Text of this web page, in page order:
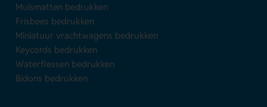
Muismatten bedrukken
Frisbees bedrukken
Miniatuur vrachtwagens bedrukken
Keycords bedrukken
Waterflessen bedrukken
Bidons bedrukken